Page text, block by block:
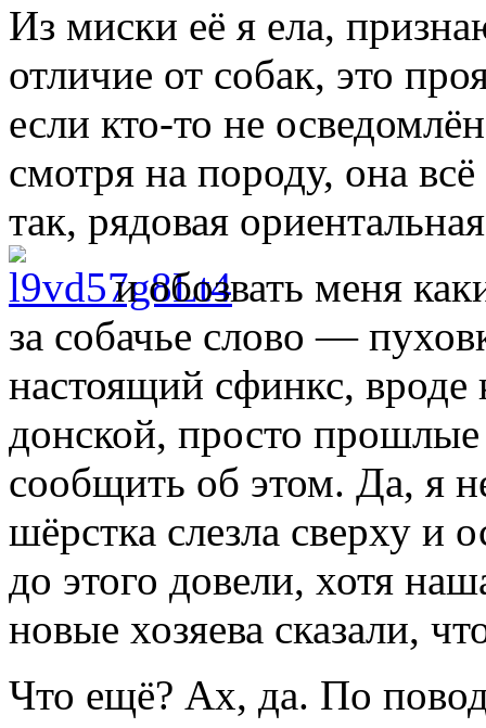
Из миски её я ела,
отличие от собак, это
если кто-то не
смотря на породу, она
так, рядовая
и обозвать меня
за собачье слово —
настоящий сфинкс, вроде
донской, просто
сообщить об этом. Да, я
шёрстка слезла сверху и
до этого довели, хотя
новые хозяева сказали,
Что ещё? Ах, да. По